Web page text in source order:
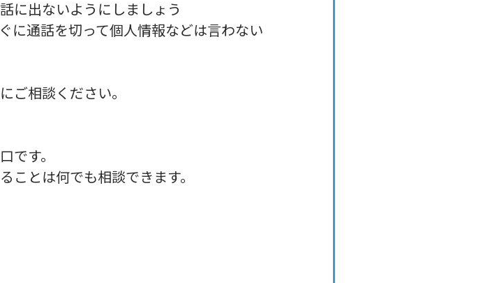
に出ないようにしましょう
に通話を切って個人情報などは言わない
ご相談ください。
です。
ことは何でも相談できます。